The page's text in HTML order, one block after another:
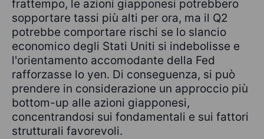
frattempo, le azioni giapponesi potrebbero
sopportare tassi più alti per ora, ma il Q2
potrebbe comportare rischi se lo slancio
economico degli Stati Uniti si indebolisse e
l'orientamento accomodante della Fed
rafforzasse lo yen. Di conseguenza, si può
prendere in considerazione un approccio più
bottom-up alle azioni giapponesi,
concentrandosi sui fondamentali e sui fattori
strutturali favorevoli.